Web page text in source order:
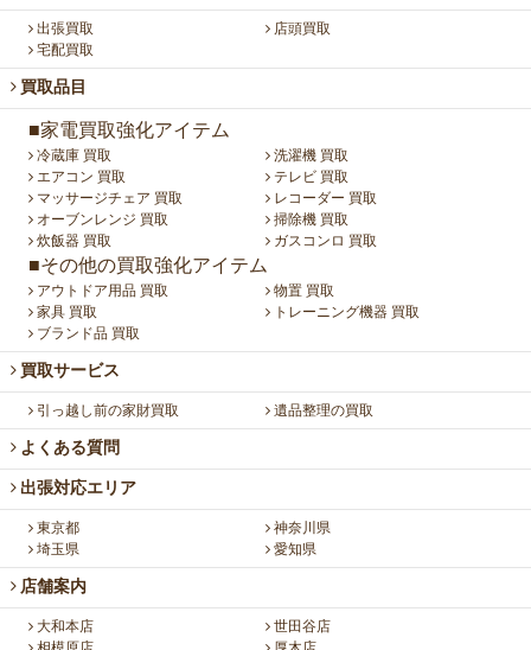
出張買取
店頭買取
宅配買取
買取品目
■家電買取強化アイテム
冷蔵庫 買取
洗濯機 買取
エアコン 買取
テレビ 買取
マッサージチェア 買取
レコーダー 買取
オーブンレンジ 買取
掃除機 買取
炊飯器 買取
ガスコンロ 買取
■その他の買取強化アイテム
アウトドア用品 買取
物置 買取
家具 買取
トレーニング機器 買取
ブランド品 買取
買取サービス
引っ越し前の家財買取 遺品整理の買取
よくある質問
出張対応エリア
東京都
神奈川県
埼玉県
愛知県
店舗案内
大和本店
世田谷店